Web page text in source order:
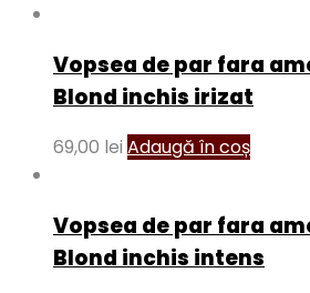
Vopsea de par fara
Blond inchis irizat
69,00 lei Adaugă în coș
Vopsea de par fara
Blond inchis intens